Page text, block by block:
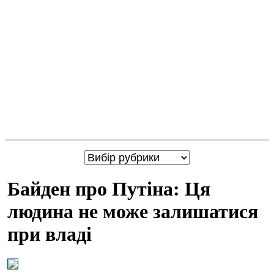
Байден про Путіна: Ця
людина не може залишатися
при владі